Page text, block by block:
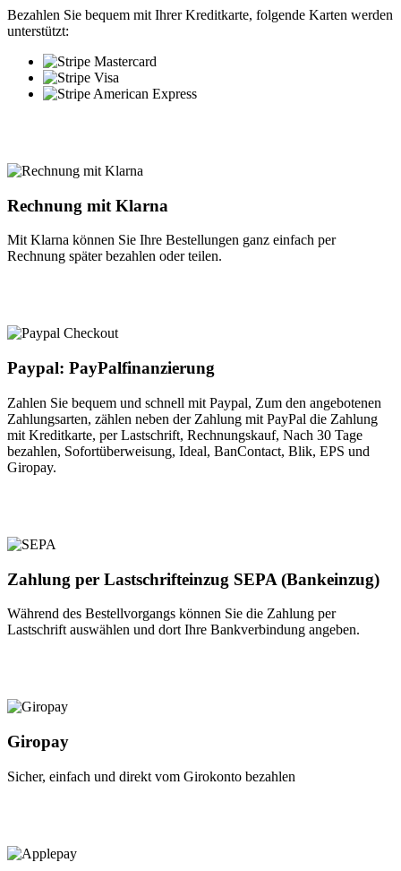
Bezahlen Sie bequem mit Ihrer Kreditkarte, folgende Karten werden
unterstützt:
Rechnung mit Klarna
Mit Klarna können Sie Ihre Bestellungen ganz einfach per
Rechnung später bezahlen oder teilen.
Paypal: PayPalfinanzierung
Zahlen Sie bequem und schnell mit Paypal, Zum den angebotenen
Zahlungsarten, zählen neben der Zahlung mit PayPal die Zahlung
mit Kreditkarte, per Lastschrift, Rechnungskauf, Nach 30 Tage
bezahlen, Sofortüberweisung, Ideal, BanContact, Blik, EPS und
Giropay.
Zahlung per Lastschrifteinzug SEPA (Bankeinzug)
Während des Bestellvorgangs können Sie die Zahlung per
Lastschrift auswählen und dort Ihre Bankverbindung angeben.
Giropay
Sicher, einfach und direkt vom Girokonto bezahlen